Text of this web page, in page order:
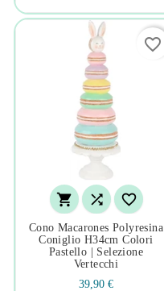
  
Cono Macarones Polyresina
Coniglio H34cm Colori
Pastello | Selezione
Vertecchi
39,90 €
favorite_border